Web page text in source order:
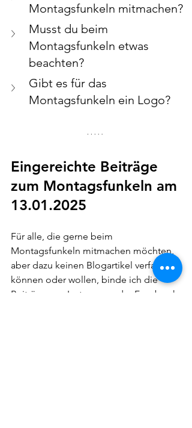
Montagsfunkeln mitmachen?
Musst du beim
Montagsfunkeln etwas
beachten?
Gibt es für das
Montagsfunkeln ein Logo?
Eingereichte Beiträge
zum Montagsfunkeln am
13.01.2025
Für alle, die gerne beim
Montagsfunkeln mitmachen möchten,
aber dazu keinen Blogartikel verfassen
können oder wollen, binde ich die
Beiträge von Instagram oder Facebook